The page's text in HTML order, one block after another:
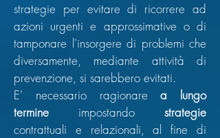
strategie per evitare di ricorrere ad
azioni urgenti e approssimative o di
tamponare l'insorgere di problemi che
diversamente, mediante attività di
prevenzione, si sarebbero evitati.
E' necessario ragionarea lungo
termine impostando strategie
contrattuali e relazionali, al fine di